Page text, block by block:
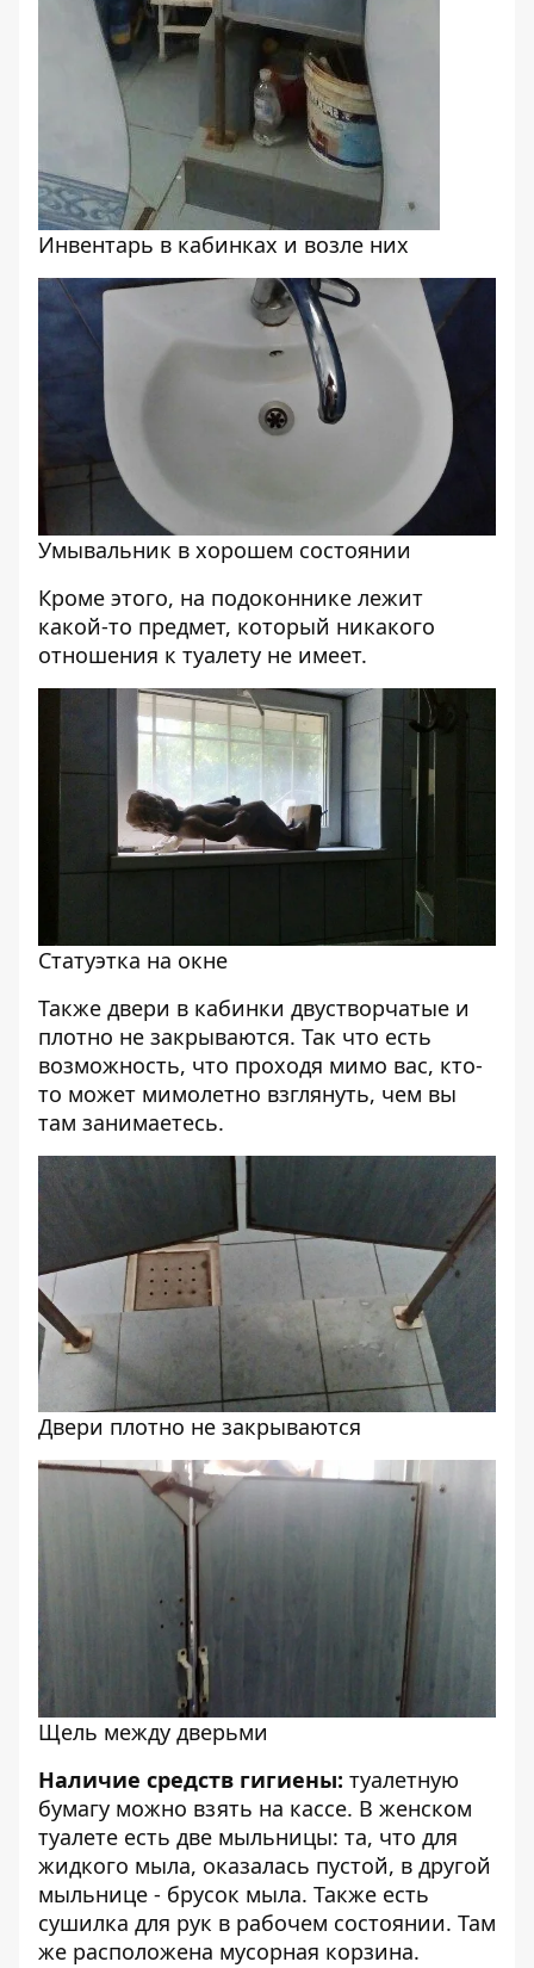
Инвентарь в кабинках и возле них
Умывальник в хорошем состоянии
Кроме этого, на подоконнике лежит
какой-то предмет, который никакого
отношения к туалету не имеет.
Статуэтка на окне
Также двери в кабинки двустворчатые и
плотно не закрываются. Так что есть
возможность, что проходя мимо вас, кто-
то может мимолетно взглянуть, чем вы
там занимаетесь.
Двери плотно не закрываются
Щель между дверьми
Наличие средств гигиены: туалетную
бумагу можно взять на кассе. В женском
туалете есть две мыльницы: та, что для
жидкого мыла, оказалась пустой, в другой
мыльнице - брусок мыла. Также есть
сушилка для рук в рабочем состоянии. Там
же расположена мусорная корзина.